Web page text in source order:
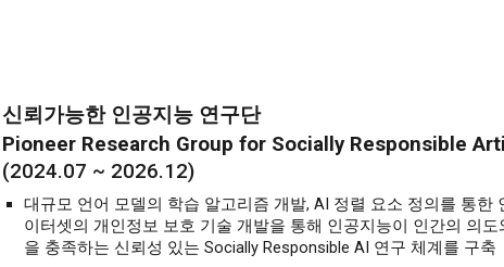
신뢰가능한 인공지능 연구단
Pioneer Research Group for Socially Responsible
(2024.07 ~ 2026.12)
대규모 언어 모델의 학습 알고리즘 개발, AI 정렬 요소 정의를 통
이터셋의 개인정보 보호 기술 개발을 통해 인공지능이 인간의 의
을 충족하는 신뢰성 있는 Socially Responsible AI 연구 체계를 구축